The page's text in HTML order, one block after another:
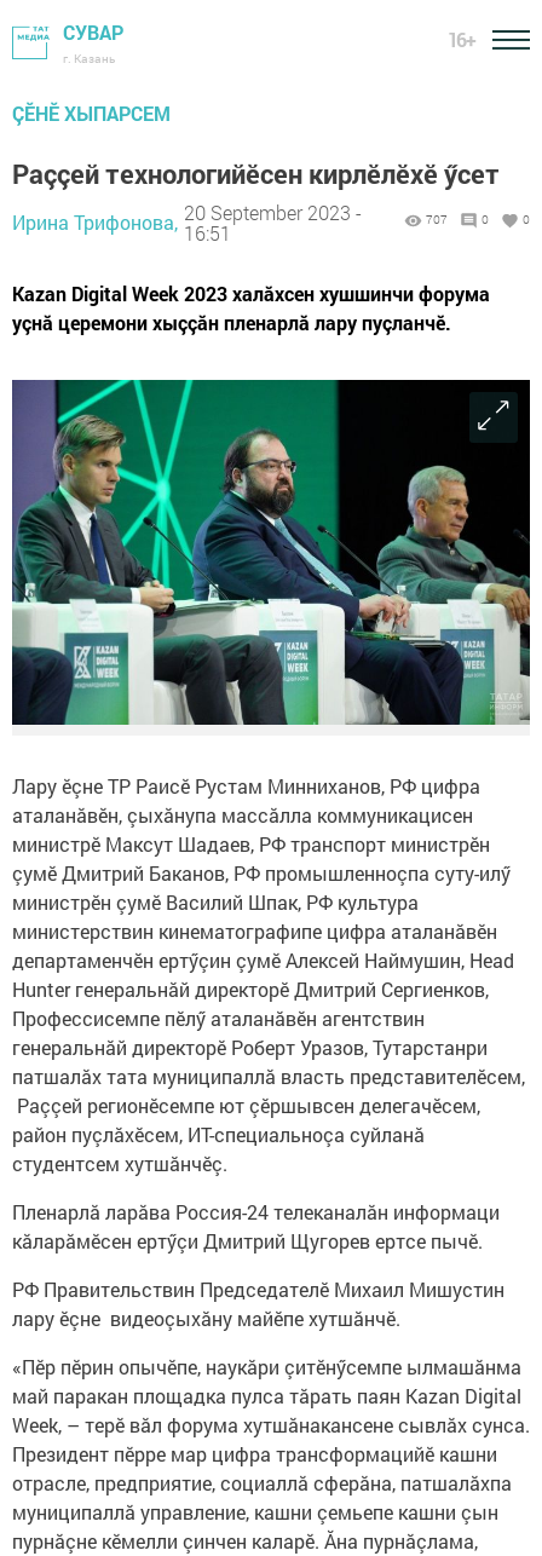
СУВАР
г. Казань
16+
ÇӖНӖ ХЫПАРСЕМ
Раççей технологийӗсен кирлӗлӗхӗ ӳсет
Ирина Трифонова, 20 September 2023 -
16:51
707 0 0
Kazan Digital Week 2023 халăхсен хушшинчи форума
уçнă церемони хыççăн пленарлă лару пуçланчӗ.
Лару ӗçне ТР Раисӗ Рустам Минниханов, РФ цифра
аталанăвӗн, çыхăнупа массăлла коммуникацисен
министрӗ Максут Шадаев, РФ транспорт министрӗн
çумӗ Дмитрий Баканов, РФ промышленноçпа суту-илӳ
министрӗн çумӗ Василий Шпак, РФ культура
министерствин кинематографипе цифра аталанăвӗн
департаменчӗн ертӳçин çумӗ Алексей Наймушин, Head
Hunter генеральнăй директорӗ Дмитрий Сергиенков,
Профессисемпе пӗлӳ аталанăвӗн агентствин
генеральнăй директорӗ Роберт Уразов, Тутарстанри
патшалăх тата муниципаллă власть представителӗсем,
Раççей регионӗсемпе ют çӗршывсен делегачӗсем,
район пуçлăхӗсем, ИТ-специальноçа суйланă
студентсем хутшăнчӗç.
Пленарлă ларăва Россия-24 телеканалăн информаци
кăларăмӗсен ертӳçи Дмитрий Щугорев ертсе пычӗ.
РФ Правительствин Председателӗ Михаил Мишустин
лару ӗçне видеоçыхăну майӗпе хутшăнчӗ.
«Пӗр пӗрин опычӗпе, наукăри çитӗнӳсемпе ылмашăнма
май паракан площадка пулса тăрать паян Kazan Digital
Week, – терӗ вăл форума хутшăнакансене сывлăх сунса.
Президент пӗрре мар цифра трансформацийӗ кашни
отрасле, предприятие, социаллă сферăна, патшалăхпа
муниципаллă управление, кашни çемьепе кашни çын
пурнăçне кӗмелли çинчен каларӗ. Ăна пурнăçлама,